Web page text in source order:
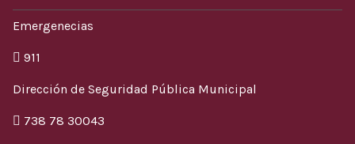
Emergenecias
911
Dirección de Seguridad Pública Municipal
738 78 30043